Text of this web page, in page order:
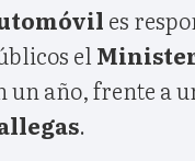
es
el
un año, frente a
.